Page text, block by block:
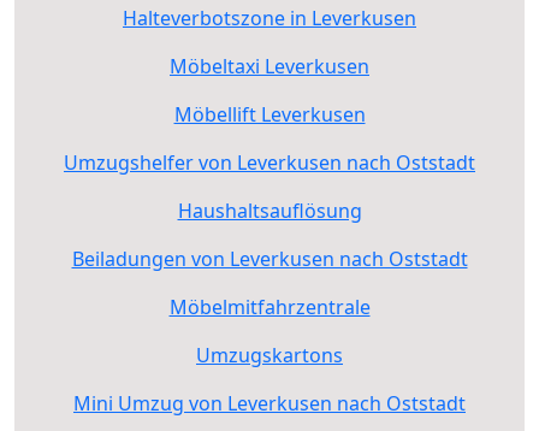
Halteverbotszone in Leverkusen
Möbeltaxi Leverkusen
Möbellift Leverkusen
Umzugshelfer von Leverkusen nach Oststadt
Haushaltsauflösung
Beiladungen von Leverkusen nach Oststadt
Möbelmitfahrzentrale
Umzugskartons
Mini Umzug von Leverkusen nach Oststadt